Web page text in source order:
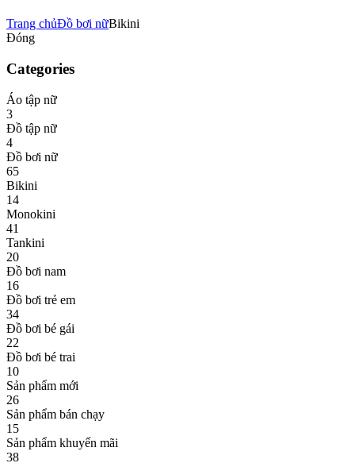
Trang chủĐồ bơi nữBikini
Đóng
Categories
Áo tập nữ
3
Đồ tập nữ
4
Đồ bơi nữ
65
Bikini
14
Monokini
41
Tankini
20
Đồ bơi nam
16
Đồ bơi trẻ em
34
Đồ bơi bé gái
22
Đồ bơi bé trai
10
Sản phẩm mới
26
Sản phẩm bán chạy
15
Sản phẩm khuyến mãi
38